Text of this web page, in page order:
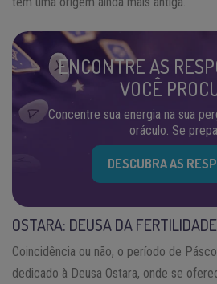
ENCONTRE AS
VOCÊ
Concentre sua energia na sua
oráculo. Se
DESCUBRA AS
OSTARA: DEUSA DA FERTILIDADE
Coincidência ou não, o período de
dedicado à Deusa Ostara, onde se